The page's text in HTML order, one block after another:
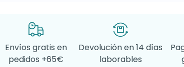
Envíos gratis en
pedidos +65€
Devolución en 14 días
laborables